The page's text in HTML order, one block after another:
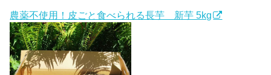
農薬不使用！皮ごと食べられる長芋 新芋 5kg